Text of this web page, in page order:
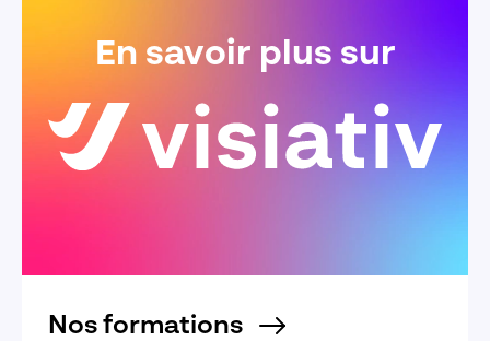
En savoir plus sur
Nos formations